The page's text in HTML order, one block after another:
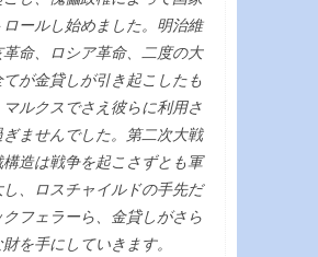
ロールし始めました。明治維
革命、ロシア革命、二度の大
が金貸しが引き起こしたも
ルクスでさえ彼らに利用さ
ぎませんでした。第二次大戦
構造は戦争を起こさずとも軍
し、ロスチャイルドの手先だ
クフェラーら、金貸しがさら
を手にしていきます。